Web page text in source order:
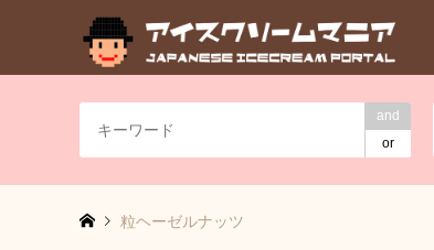
and
or
粒ヘーゼルナッツ